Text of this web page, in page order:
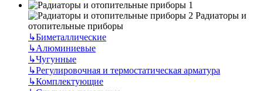
Радиаторы и
отопительные приборы
↳Биметаллические
↳Алюминиевые
↳Чугунные
↳Регулировочная и термостатическая арматура
↳Комплектующие